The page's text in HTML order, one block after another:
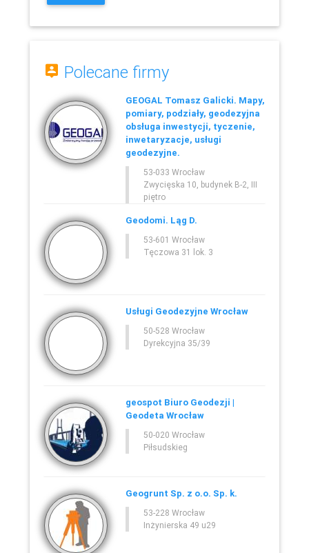
Polecane firmy
GEOGAL Tomasz Galicki. Mapy,
pomiary, podziały, geodezyjna
obsługa inwestycji, tyczenie,
inwetaryzacje, usługi
geodezyjne.
53-033 Wrocław
Zwycięska 10, budynek B-2, III
piętro
Geodomi. Ląg D.
53-601 Wrocław
Tęczowa 31 lok. 3
Usługi Geodezyjne Wrocław
50-528 Wrocław
Dyrekcyjna 35/39
geospot Biuro Geodezji |
Geodeta Wrocław
50-020 Wrocław
Piłsudskieg
Geogrunt Sp. z o.o. Sp. k.
53-228 Wrocław
Inżynierska 49 u29